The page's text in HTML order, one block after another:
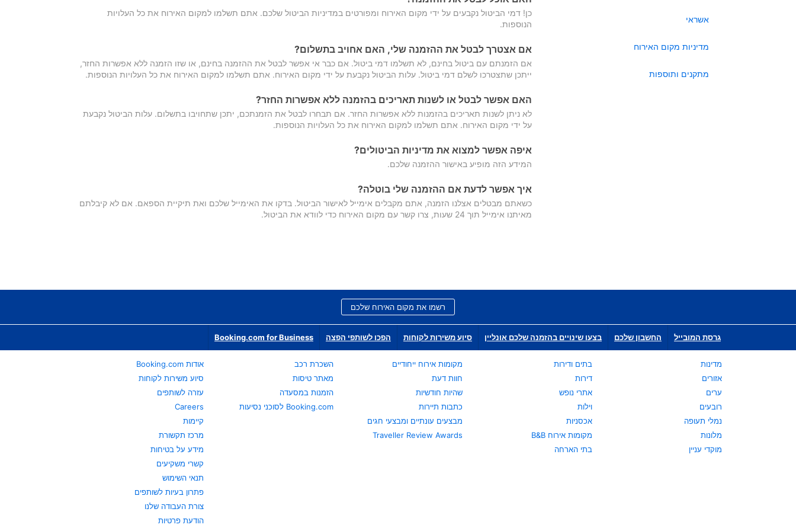
אשראי
מדיניות מקום האירוח
מתקנים ותוספות
כן! דמי הביטול נקבעים על ידי מקום האירוח ומפורטים במדיניות הביטול שלכם. אתם תשלמו למקום האירוח את כל העלויות
הנוספות.
אם אצטרך לבטל את ההזמנה שלי, האם אחויב בתשלום?
אם הזמנתם עם ביטול בחינם, לא תשלמו דמי ביטול. אם כבר אי אפשר לבטל את ההזמנה בחינם, או שזו הזמנה ללא אפשרות החזר,
ייתכן שתצטרכו לשלם דמי ביטול. עלות הביטול נקבעת על ידי מקום האירוח. אתם תשלמו למקום האירוח את כל העלויות הנוספות.
האם אפשר לבטל או לשנות תאריכים בהזמנה ללא אפשרות החזר?
לא ניתן לשנות תאריכים בהזמנות ללא אפשרות החזר. אם תבחרו לבטל את הזמנתכם, יתכן שתחויבו בתשלום. עלות הביטול נקבעת
על ידי מקום האירוח. אתם תשלמו למקום האירוח את כל העלויות הנוספות.
איפה אפשר למצוא את מדיניות הביטולים?
המידע הזה מופיע באישור ההזמנה שלכם.
איך אפשר לדעת אם ההזמנה שלי בוטלה?
כשאתם מבטלים אצלנו הזמנה, אתם מקבלים אימייל לאישור הביטול. בדקו את האימייל שלכם ואת תיקיית הספאם. אם לא קיבלתם
מאיתנו אימייל תוך 24 שעות, צרו קשר עם מקום האירוח כדי לוודא את הביטול.
רשמו את מקום האירוח שלכם
גרסת המובייל החשבון שלכם בצעו שינויים בהזמנה שלכם אונליין סיוע משירות לקוחות הפכו לשותפי הפצה Booking.com for Business
מדינות
אזורים
ערים
רובעים
נמלי תעופה
מלונות
מוקדי עניין
בתים ודירות
דירות
אתרי נופש
וילות
אכסניות
מקומות אירוח B&B
בתי הארחה
מקומות אירוח ייחודיים
חוות דעת
שהיות חודשיות
כתבות תיירות
מבצעים עונתיים ומבצעי חגים
Traveller Review Awards
השכרת רכב
מאתר טיסות
הזמנות במסעדה
Booking.com לסוכני נסיעות
אודות Booking.com
סיוע משירות לקוחות
עזרה לשותפים
Careers
קיימות
מרכז תקשורת
מידע על בטיחות
קשרי משקיעים
תנאי השימוש
פתרון בעיות לשותפים
צורת העבודה שלנו
הודעת פרטיות